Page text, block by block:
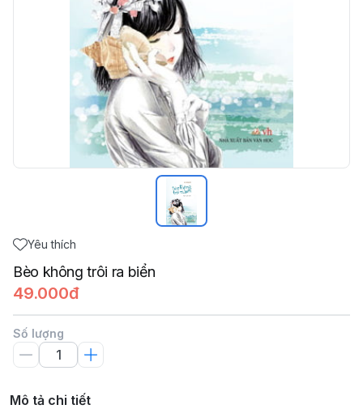
Yêu thích
Bèo không trôi ra biển
49.000đ
Số lượng
Mô tả chi tiết